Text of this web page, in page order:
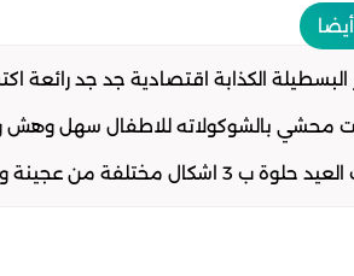
البسطيلة الكذابة اقتصادية جد جد رائعة
محشي بالشوكولاته للاطفال سهل وهش
مختلفة من عجينة واحدة سهلة وهشة تذوب في الفم